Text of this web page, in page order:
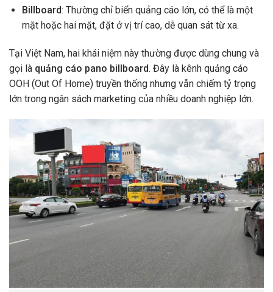
Billboard: Thường chỉ biển quảng cáo lớn, có thể là một
mặt hoặc hai mặt, đặt ở vị trí cao, dễ quan sát từ xa.
Tại Việt Nam, hai khái niệm này thường được dùng chung và
gọi là quảng cáo pano billboard. Đây là kênh quảng cáo
OOH (Out Of Home) truyền thống nhưng vẫn chiếm tỷ trọng
lớn trong ngân sách marketing của nhiều doanh nghiệp lớn.